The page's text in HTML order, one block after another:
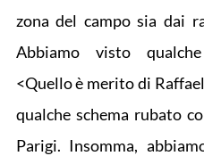
zona del campo sia dai
Abbiamo visto
<Quello è merito di
qualche schema rubato
Parigi. Insomma,